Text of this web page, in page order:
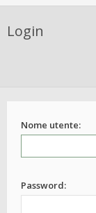
Login
Nome utente:
Password: